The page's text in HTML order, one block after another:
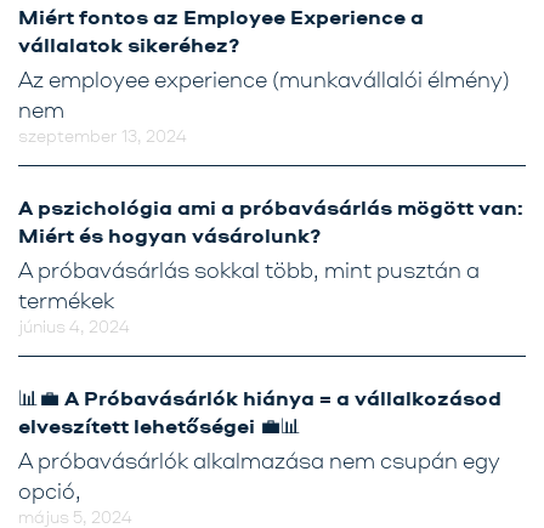
Miért fontos az Employee Experience a
vállalatok sikeréhez?
szeptember 13, 2024
Az employee experience (munkavállalói élmény)
nem
A pszichológia ami a próbavásárlás mögött van:
Miért és hogyan vásárolunk?
június 4, 2024
A próbavásárlás sokkal több, mint pusztán a
termékek
📊💼 A Próbavásárlók hiánya = a vállalkozásod
elveszített lehetőségei 💼📊
május 5, 2024
A próbavásárlók alkalmazása nem csupán egy
opció,